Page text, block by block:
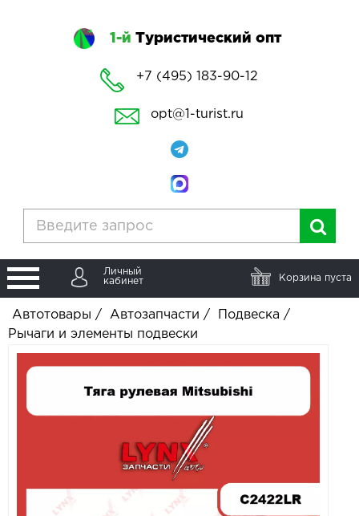
1-й Туристический опт
+7 (495) 183-90-12
opt@1-turist.ru
Личный
кабинет
Корзина пуста
Автотовары / Автозапчасти / Подвеска /
Рычаги и элементы подвески